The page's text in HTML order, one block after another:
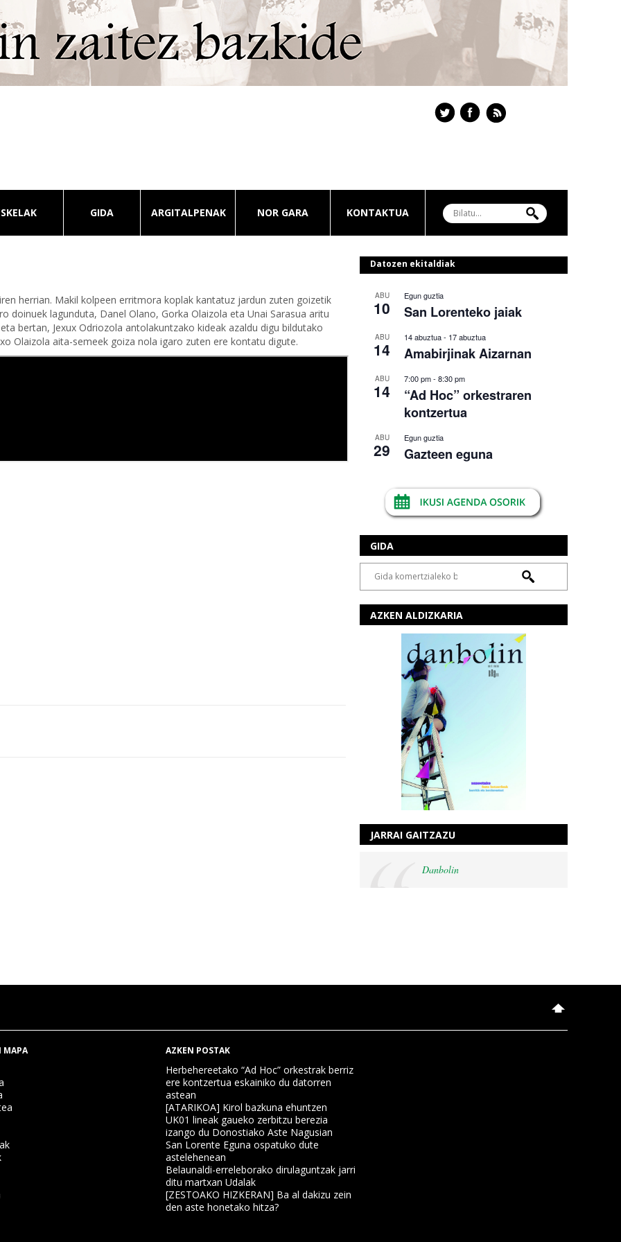
GIDA ARGITALPENAK NOR GARA KONTAKTUA
herrian. Makil kolpeen erritmora koplak kantatuz jardun zuten goizetik
doinuek lagunduta, Danel Olano, Gorka Olaizola eta Unai Sarasua aritu
bertan, Jexux Odriozola antolakuntzako kideak azaldu digu bildutako
Olaizola aita-semeek goiza nola igaro zuten ere kontatu digute.
Datozen ekitaldiak
ABU
10
Egun guztia
San Lorenteko jaiak
ABU
14
14 abuztua- 17 abuztua
Amabirjinak Aizarnan
ABU
14
7:00 pm- 8:30 pm
“Ad Hoc” orkestraren
kontzertua
ABU
29
Egun guztia
Gazteen eguna
GIDA
AZKEN ALDIZKARIA
JARRAI GAITZAZU
Danbolin
MAPA AZKEN POSTAK
Herbehereetako “Ad Hoc” orkestrak berriz
ere kontzertua eskainiko du datorren
astean
[ATARIKOA] Kirol bazkuna ehuntzen
UK01 lineak gaueko zerbitzu berezia
izango du Donostiako Aste Nagusian
San Lorente Eguna ospatuko dute
astelehenean
Belaunaldi-erreleborako dirulaguntzak jarri
ditu martxan Udalak
[ZESTOAKO HIZKERAN] Ba al dakizu zein
den aste honetako hitza?